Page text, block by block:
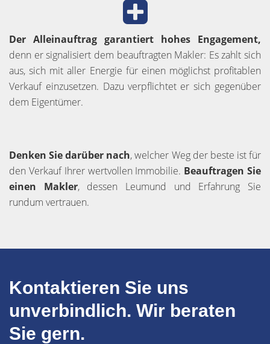
Der Alleinauftrag garantiert hohes Engagement,
denn er signalisiert dem beauftragten Makler: Es zahlt sich
aus, sich mit aller Energie für einen möglichst profitablen
Verkauf einzusetzen. Dazu verpflichtet er sich gegenüber
dem Eigentümer.
Denken Sie darüber nach, welcher Weg der beste ist für
den Verkauf Ihrer wertvollen Immobilie. Beauftragen Sie
einen Makler, dessen Leumund und Erfahrung Sie
rundum vertrauen.
Kontaktieren Sie uns
unverbindlich. Wir beraten
Sie gern.